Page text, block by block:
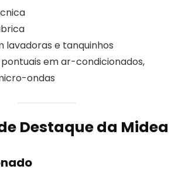
lavadoras e tanquinhos
em ar-condicionados,
ondas
Destaque da Midea